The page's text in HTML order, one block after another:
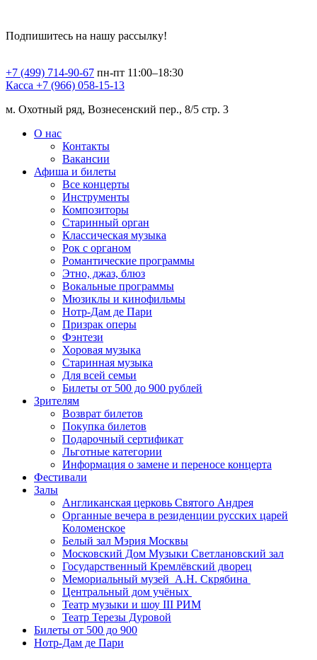
Подпишитесь на нашу рассылку!
+7 (499) 714-90-67 пн-пт 11:00–18:30
Касса +7 (966) 058-15-13
м. Охотный ряд, Вознесенский пер., 8/5 стр. 3
О нас
Контакты
Вакансии
Афиша и билеты
Все концерты
Инструменты
Композиторы
Старинный орган
Классическая музыка
Рок с органом
Романтические программы
Этно, джаз, блюз
Вокальные программы
Мюзиклы и кинофильмы
Нотр-Дам де Пари
Призрак оперы
Фэнтези
Хоровая музыка
Старинная музыка
Для всей семьи
Билеты от 500 до 900 рублей
Зрителям
Возврат билетов
Покупка билетов
Подарочный сертификат
Льготные категории
Информация о замене и переносе концерта
Фестивали
Залы
Англиканская церковь Святого Андрея
Органные вечера в резиденции русских царей
Коломенское
Белый зал Мэрия Москвы
Московский Дом Музыки Светлановский зал
Государственный Кремлёвский дворец
Мемориальный музей А.Н. Скрябина
Центральный дом учёных
Театр музыки и шоу III РИМ
Театр Терезы Дуровой
Билеты от 500 до 900
Нотр-Дам де Пари